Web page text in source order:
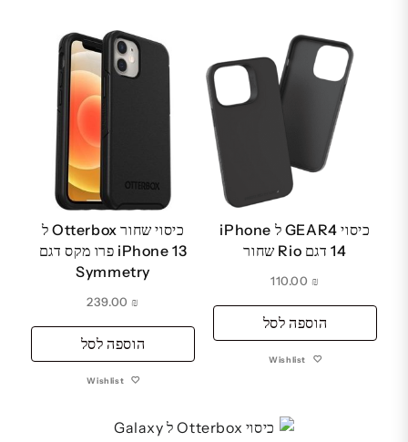
כיסוי GEAR4 ל iPhone
14 דגם Rio שחור
₪
הוספה לסל
Wishlist
כיסוי שחור Otterbox ל
iPhone 13 פרו מקס דגם
Symmetry
₪
הוספה לסל
Wishlist